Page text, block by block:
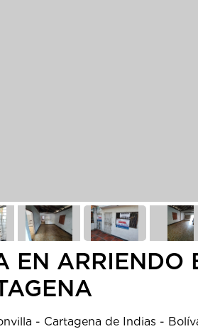
EN ARRIENDO
- Cartagena de Indias -